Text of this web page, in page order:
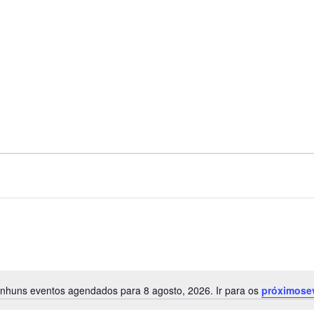
Notice
eventos agendados para 8 agosto, 2026. Ir para os